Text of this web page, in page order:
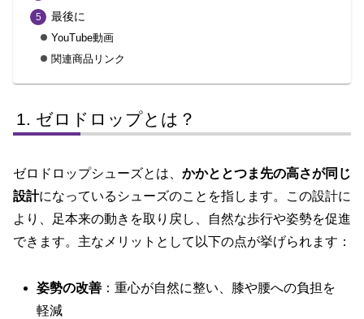
最後に
YouTube動画
関連商品リンク
ゼロドロップとは？
ゼロドロップシューズとは、 かかととつま先の高さが同じ
設計になっているシューズのことを指します。この設計に
より、足本来の動きを取り戻し、自然な歩行や姿勢を促進
できます。主なメリットとして以下の点が挙げられます：
姿勢の改善 ：重心が自然に整い、膝や腰への負担を
軽減